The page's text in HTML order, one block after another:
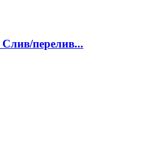
Слив/перелив...